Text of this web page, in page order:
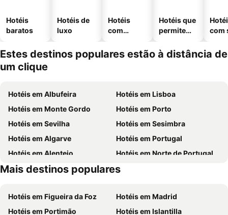
Hotéis
baratos
Hotéis de
luxo
Hotéis
com
Hotéis que
permitem
com
Estes destinos populares estão à distância de
um clique
Hotéis em Albufeira
Hotéis em Lisboa
Hotéis em Monte Gordo
Hotéis em Porto
Hotéis em Sevilha
Hotéis em Sesimbra
Hotéis em Algarve
Hotéis em Portugal
Hotéis em Alentejo
Hotéis em Norte de Portugal
Hotéis em Madeira
Hotéis em Espanha
Mais destinos populares
Hotéis em Figueira da Foz
Hotéis em Madrid
Hotéis em Portimão
Hotéis em Islantilla